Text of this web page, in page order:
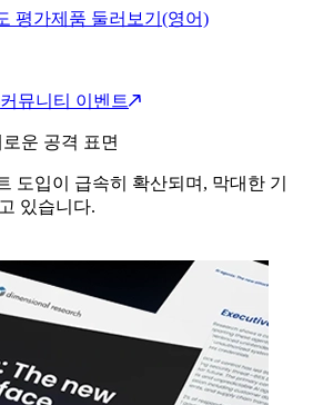
평가제품 둘러보기(영어)
커뮤니티 이벤트
운 공격 표면
도입이 급속히 확산되며, 막대한 기
있습니다.